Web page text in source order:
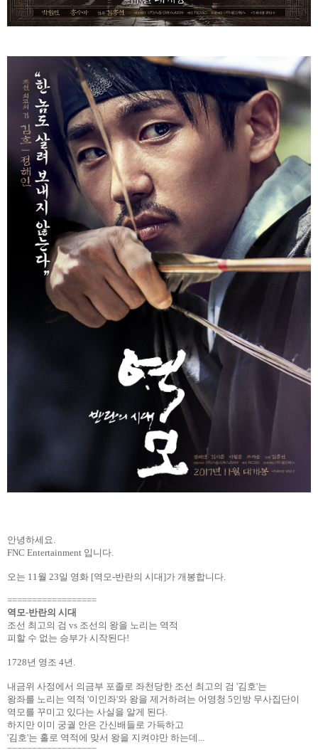
안녕하세요.
FNC Entertainment 입니다.
오는 11월 23일 영화 [역모-반란의 시대]가 개봉합니다.
==================
역모-반란의 시대
조선 최고의 검 vs 조선의 왕을 노리는 역적
피할 수 없는 승부가 시작된다!
1728년 영조 4년 .
내금위 사정에서 의금부 포졸로 좌천당한 조선 최고의 검 '김호'는
왕좌를 노리는 역적 '이인좌'와 왕을 제거하려는 어영청 5인방 무사집단이
역모를 꾸미고 있다는 사실을 알게 된다.
하지만 이미 궁궐 안은 간신배들로 가득하고
'김호'는 홀로 역적에 맞서 왕을 지켜야만 하는데 ...